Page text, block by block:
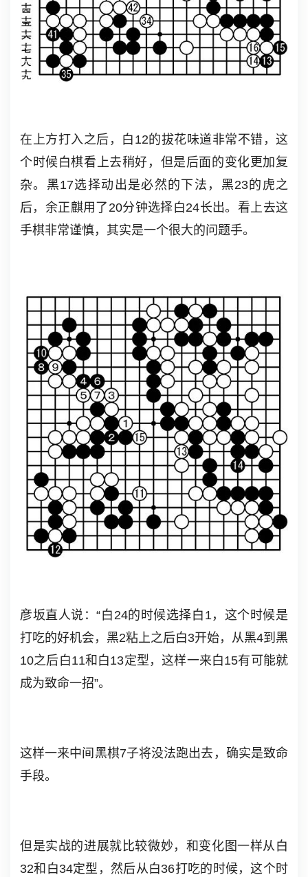
在上方打入之后，白12的拔花味道非常不错，这
个时候白棋看上去稍好，但是后面的变化更加复
杂。黑17选择动出是必然的下法，黑23的虎之
后，余正麒用了20分钟选择白24长出。看上去这
手棋非常谨慎，其实是一个很大的问题手。
彦坂直人说：“白24的时候选择白1，这个时候是
打吃的好机会，黑2粘上之后白3开始，从黑4到黑
10之后白11和白13定型，这样一来白15有可能就
成为致命一招”。
这样一来中间黑棋7子将没法跑出去，确实是致命
手段。
但是实战的进展就比较微妙，和变化图一样从白
32和白34定型，然后从白36打吃的时候，这个时